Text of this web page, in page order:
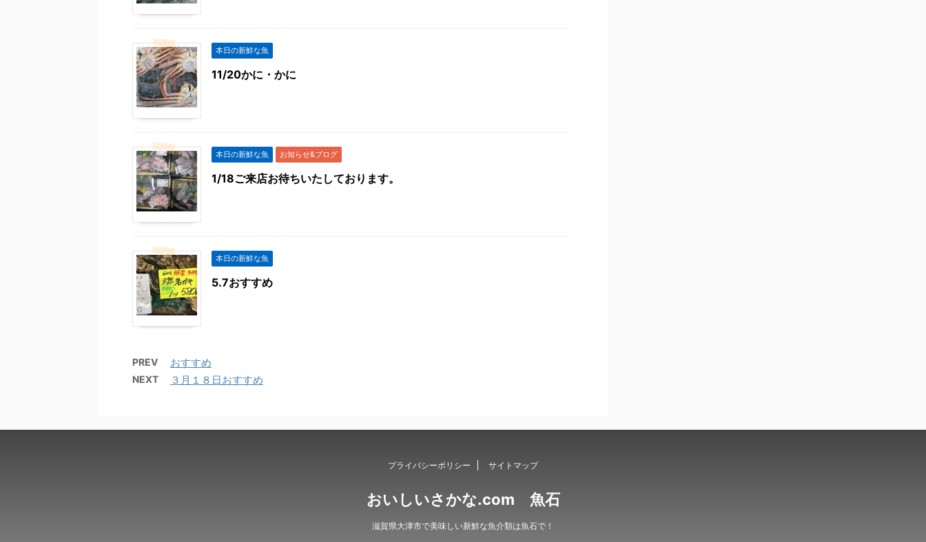
本日の新鮮な魚
11/20かに・かに
本日の新鮮な魚 お知らせ&ブログ
1/18ご来店お待ちいたしております。
本日の新鮮な魚
5.7おすすめ
PREV おすすめ
NEXT ３月１８日おすすめ
プライバシーポリシー サイトマップ
おいしいさかな.com 魚石
滋賀県大津市で美味しい新鮮な魚介類は魚石で！